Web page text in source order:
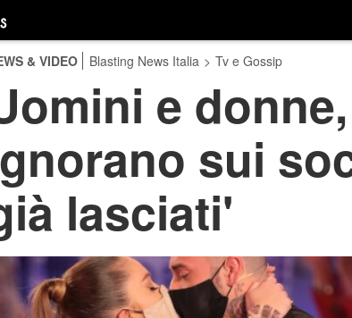
& VIDEO Blasting News Italia > Tv e Gossip
e
sui
lasciati'